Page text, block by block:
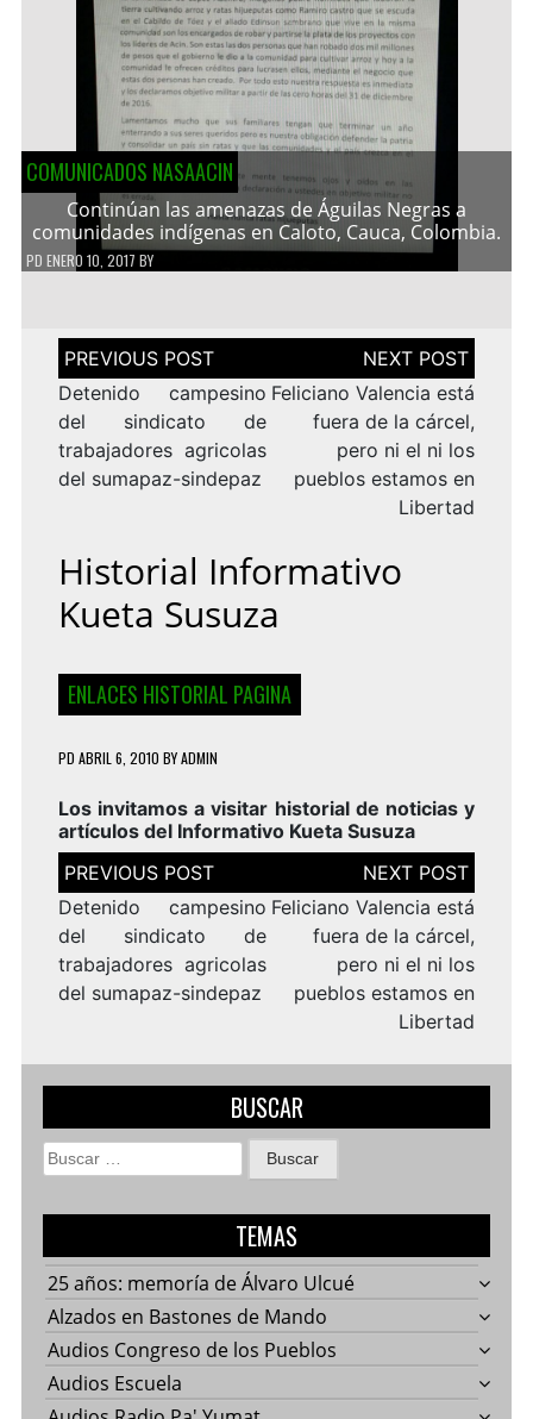
COMUNICADOS NASAACIN
Continúan las amenazas de Águilas Negras a
comunidades indígenas en Caloto, Cauca, Colombia.
PD ENERO 10, 2017 BY
Navegación
de
entradas
Detenido campesino
del sindicato de
trabajadores agricolas
del sumapaz-sindepaz
Feliciano Valencia está
fuera de la cárcel,
pero ni el ni los
pueblos estamos en
Libertad
Historial Informativo
Kueta Susuza
ENLACES HISTORIAL PAGINA
PD ABRIL 6, 2010 BYADMIN
Los invitamos a visitar historial de noticias y
artículos del Informativo Kueta Susuza
Navegación
de
entradas
Detenido campesino
del sindicato de
trabajadores agricolas
del sumapaz-sindepaz
Feliciano Valencia está
fuera de la cárcel,
pero ni el ni los
pueblos estamos en
Libertad
BUSCAR
Buscar:
TEMAS
25 años: memoría de Álvaro Ulcué
Alzados en Bastones de Mando
Audios Congreso de los Pueblos
Audios Escuela